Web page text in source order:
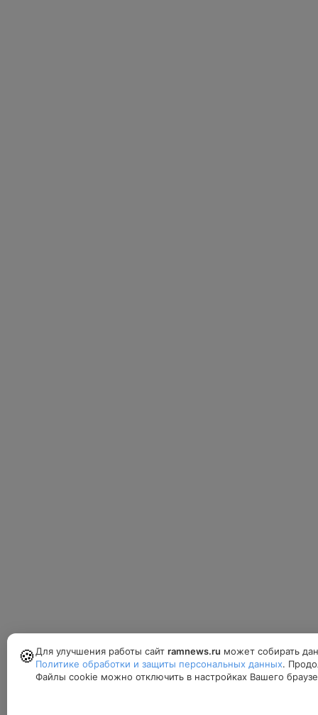
🍪 Для улучшения работы сайт ramnews.ru может собирать
Политике обработки и защиты персональных данных.
Файлы cookie можно отключить в настройках Вашего